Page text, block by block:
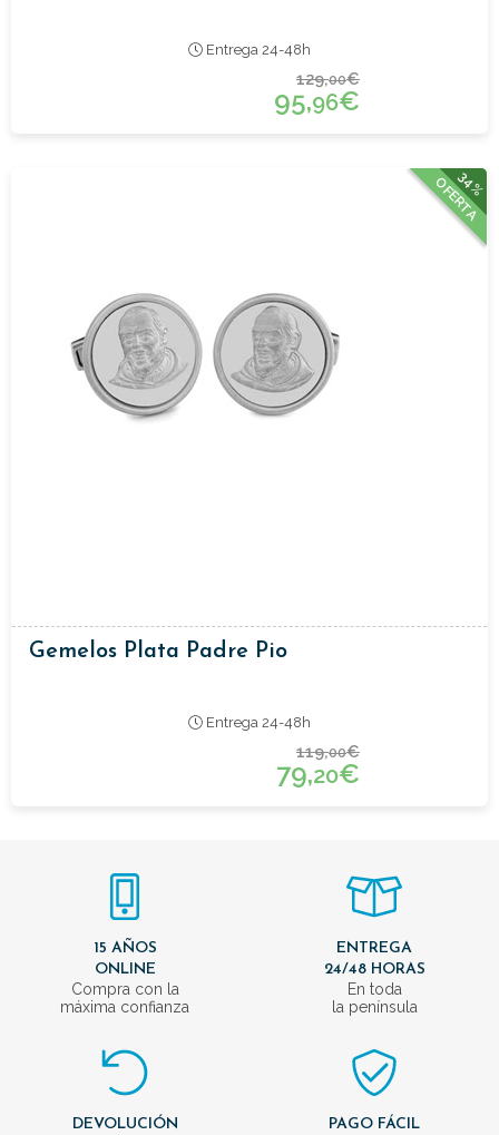
Entrega 24-48h
129,00€
95,96€
34%
OFERTA
Gemelos Plata Padre Pio
Entrega 24-48h
119,00€
79,20€
15 AÑOS
ONLINE
Compra con la
máxima confianza
ENTREGA
24/48 HORAS
En toda
la península
DEVOLUCIÓN
PAGO FÁCIL